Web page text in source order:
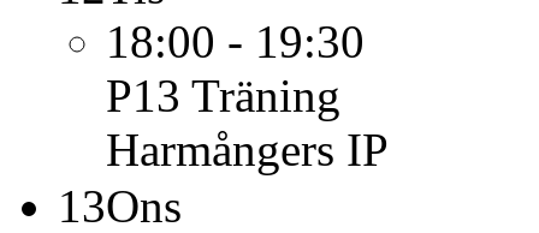
18:00 - 19:30
P13 Träning
Harmångers IP
13Ons